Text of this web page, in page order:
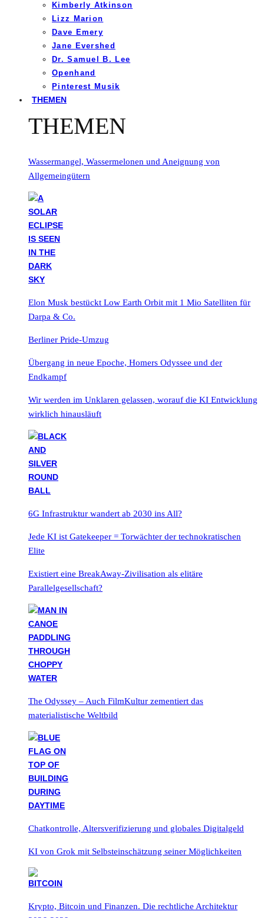
Kimberly Atkinson
Lizz Marion
Dave Emery
Jane Evershed
Dr. Samuel B. Lee
Openhand
Pinterest Musik
THEMEN
THEMEN
Wassermangel, Wassermelonen und Aneignung von
Allgemeingütern
Elon Musk bestückt Low Earth Orbit mit 1 Mio Satelliten für
Darpa & Co.
Berliner Pride-Umzug
Übergang in neue Epoche, Homers Odyssee und der
Endkampf
Wir werden im Unklaren gelassen, worauf die KI Entwicklung
wirklich hinausläuft
6G Infrastruktur wandert ab 2030 ins All?
Jede KI ist Gatekeeper = Torwächter der technokratischen
Elite
Existiert eine BreakAway-Zivilisation als elitäre
Parallelgesellschaft?
The Odyssey – Auch FilmKultur zementiert das
materialistische Weltbild
Chatkontrolle, Altersverifizierung und globales Digitalgeld
KI von Grok mit Selbsteinschätzung seiner Möglichkeiten
Krypto, Bitcoin und Finanzen. Die rechtliche Architektur